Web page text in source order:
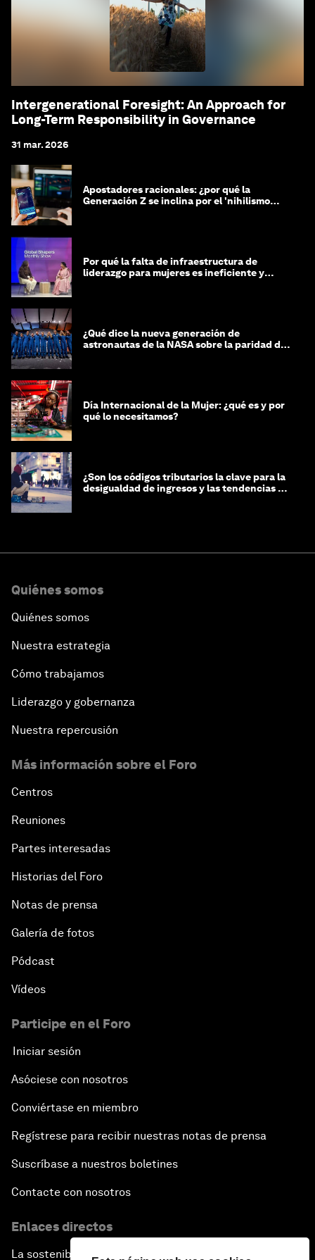
Intergenerational Foresight: An Approach for
Long-Term Responsibility in Governance
31 mar. 2026
Apostadores racionales: ¿por qué la
Generación Z se inclina por el 'nihilismo
Por qué la falta de infraestructura de
liderazgo para mujeres es ineficiente y
¿Qué dice la nueva generación de
astronautas de la NASA sobre la paridad de
Día Internacional de la Mujer: ¿qué es y por
qué lo necesitamos?
¿Son los códigos tributarios la clave para la
desigualdad de ingresos y las tendencias de
Quiénes somos
Quiénes somos
Nuestra estrategia
Cómo trabajamos
Liderazgo y gobernanza
Nuestra repercusión
Más información sobre el Foro
Centros
Reuniones
Partes interesadas
Historias del Foro
Notas de prensa
Galería de fotos
Pódcast
Vídeos
Participe en el Foro
Iniciar sesión
Asóciese con nosotros
Conviértase en miembro
Regístrese para recibir nuestras notas de prensa
Suscríbase a nuestros boletines
Contacte con nosotros
Enlaces directos
La sostenibilidad en el Foro